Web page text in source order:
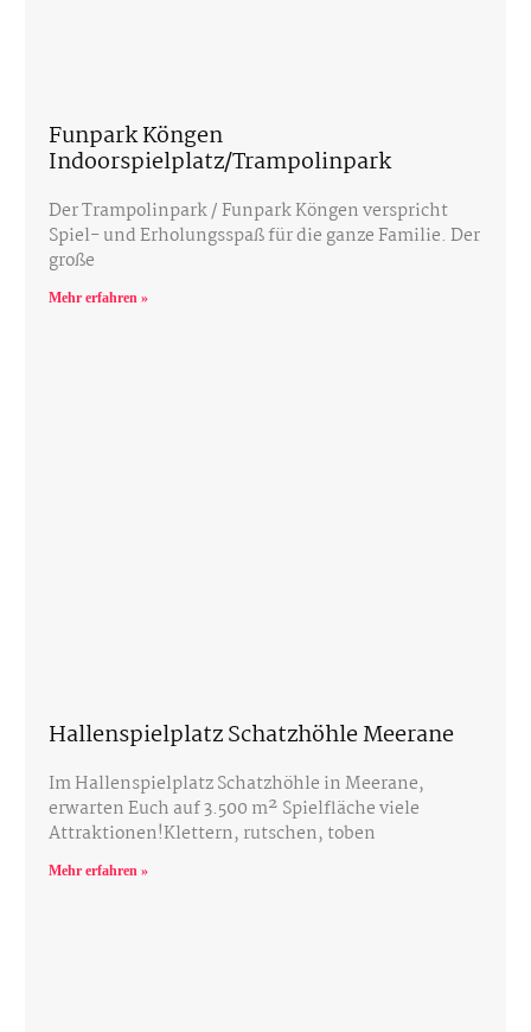
Funpark Köngen
Indoorspielplatz/Trampolinpark
Der Trampolinpark / Funpark Köngen verspricht
Spiel- und Erholungsspaß für die ganze Familie. Der
große
Mehr erfahren »
Hallenspielplatz Schatzhöhle Meerane
Im Hallenspielplatz Schatzhöhle in Meerane,
erwarten Euch auf 3.500 m² Spielfläche viele
Attraktionen!Klettern, rutschen, toben
Mehr erfahren »